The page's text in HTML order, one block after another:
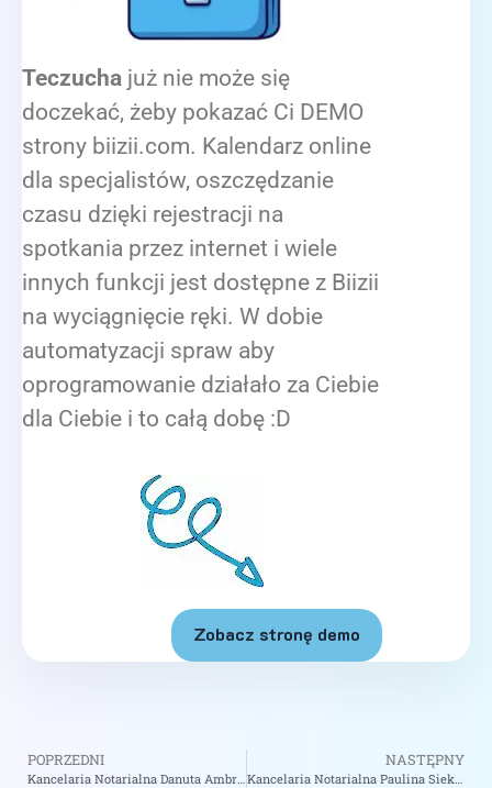
Teczucha już nie może się
doczekać, żeby pokazać Ci DEMO
strony biizii.com. Kalendarz online
dla specjalistów, oszczędzanie
czasu dzięki rejestracji na
spotkania przez internet i wiele
innych funkcji jest dostępne z Biizii
na wyciągnięcie ręki. W dobie
automatyzacji spraw aby
oprogramowanie działało za Ciebie
dla Ciebie i to całą dobę :D
Zobacz stronę demo
POPRZEDNI NASTĘPNY
Kancelaria Notarialna Paulina Siekańska – Notariusz Imielin